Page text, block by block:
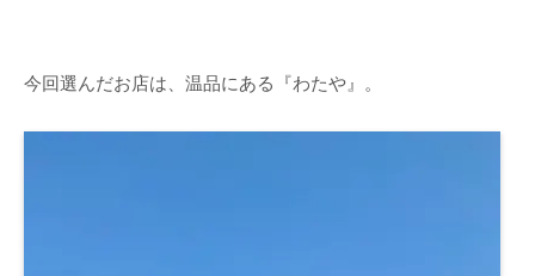
今回選んだお店は、温品にある『わたや』。